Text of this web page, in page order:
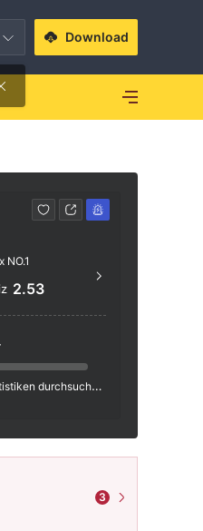
Download
NO.1
2.53
durchsuchen
3